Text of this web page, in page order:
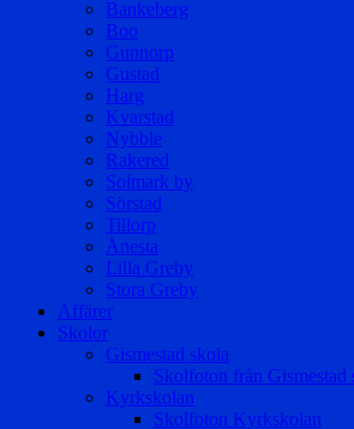
Bankeberg
Boo
Gunnorp
Gustad
Harg
Kvarstad
Nybble
Rakered
Solmark by
Sörstad
Tillorp
Ånesta
Lilla Greby
Stora Greby
Affärer
Skolor
Gismestad skola
Skolfoton från Gismestad
Kyrkskolan
Skolfoton Kyrkskolan